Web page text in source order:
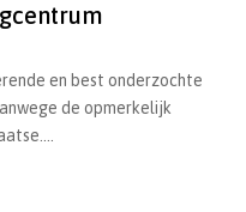
en best onderzochte
de opmerkelijk